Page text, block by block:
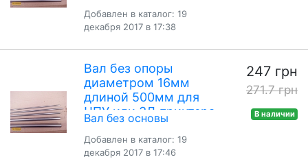
Добавлен в каталог: 19
декабря 2017 в 17:38
Вал без опоры
диаметром 16мм
длиной 500мм для
ЧПУ или 3Д принтера
Вал без основы
Добавлен в каталог: 19
декабря 2017 в 17:46
247 грн
271.7 грн
В наличии